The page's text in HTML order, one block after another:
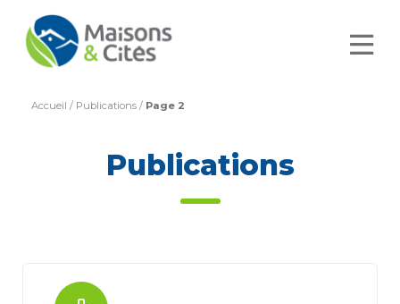
Accueil / Publications / Page 2
Publications